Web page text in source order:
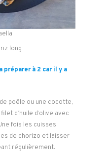
long
préparer à 2 car il y a
poêle ou une cocotte,
d’huile d’olive avec
fois les cuisses
de chorizo et laisser
régulièrement.